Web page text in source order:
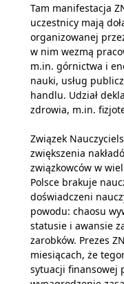
Tam manifestacja
uczestnicy mają
organizowanej
w nim wezmą
m.in. górnictwa i
nauki, usług
handlu. Udział
zdrowia, m.in.
Związek
zwiększenia
związkowców w
Polsce brakuje
doświadczeni
powodu: chaosu
statusie i awansie
zarobków. Prezes
miesiącach, że
sytuacji finansowej